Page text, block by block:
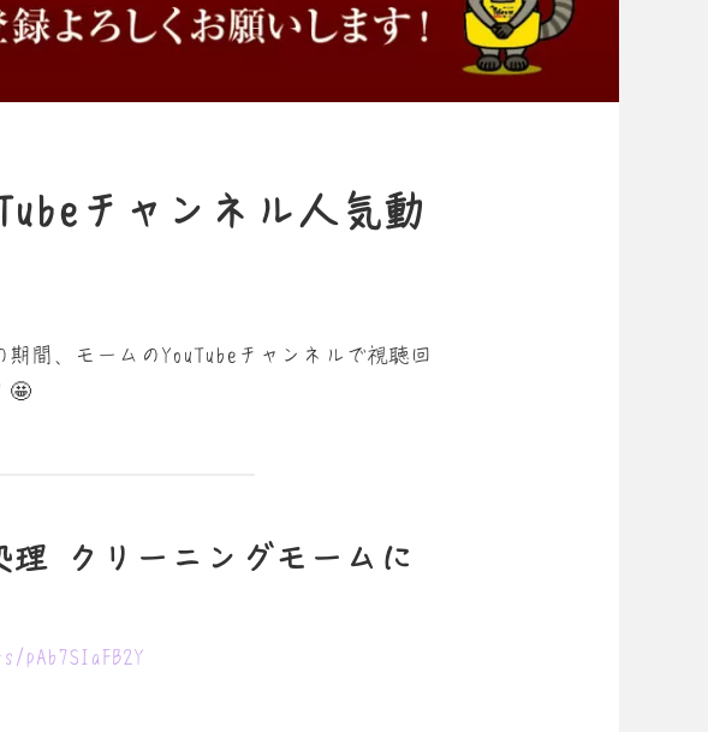
チャンネル人気動
期間、モームのYouTubeチャンネルで視聴回
🤩
理 クリーニングモームに